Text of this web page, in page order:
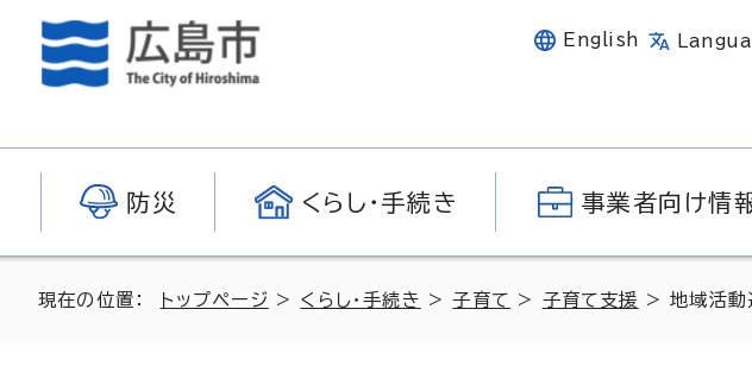
English
防災 くらし・手続き 事業者向け情
現在の位置： トップページ > くらし・手続き >子育て > 子育て支援 > 地域活動